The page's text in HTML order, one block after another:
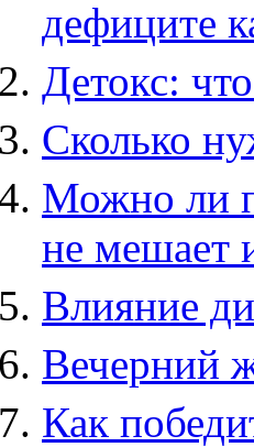
дефиците
Детокс:
Сколько
Можно ли
не мешает
Влияние
Вечерний
Как